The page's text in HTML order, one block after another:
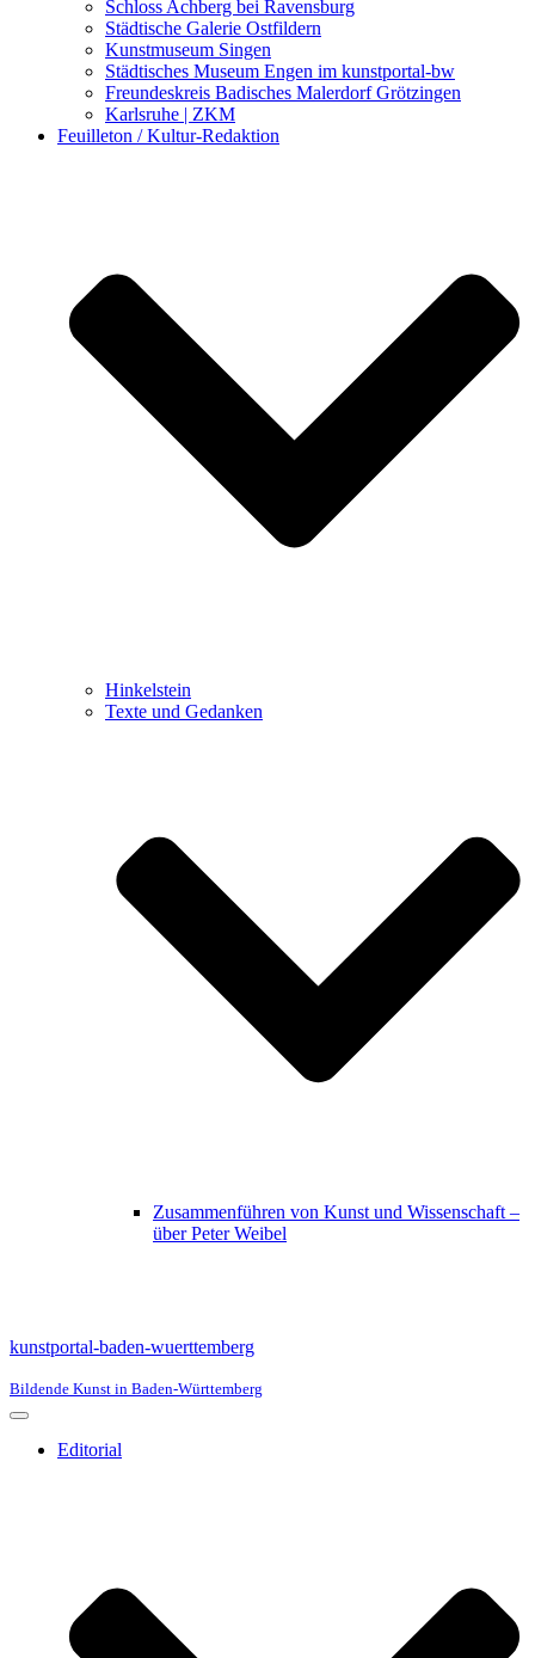
Schloss Achberg bei Ravensburg
Städtische Galerie Ostfildern
Kunstmuseum Singen
Städtisches Museum Engen im kunstportal-bw
Freundeskreis Badisches Malerdorf Grötzingen
Karlsruhe | ZKM
Feuilleton / Kultur-Redaktion
Hinkelstein
Texte und Gedanken
Zusammenführen von Kunst und Wissenschaft –
über Peter Weibel
kunstportal-baden-wuerttemberg
Bildende Kunst in Baden-Württemberg
Navigationsmenü
Editorial